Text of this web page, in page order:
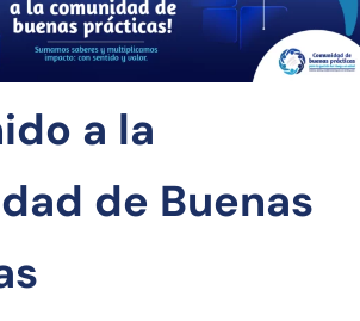
a la
de Buenas